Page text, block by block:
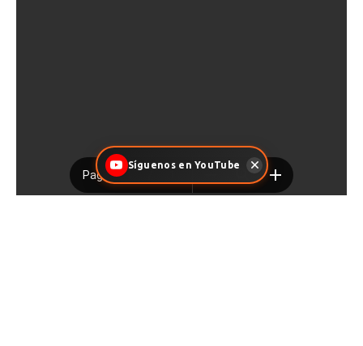
Síguenos en YouTube